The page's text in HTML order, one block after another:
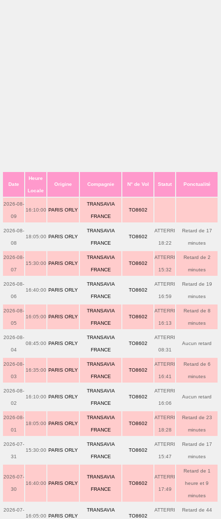
Date
Heure
Locale
Origine Compagnie N° de Vol Statut Ponctualité
2026-08-
09
16:10:00 PARIS ORLY
TRANSAVIA
FRANCE
TO8602
2026-08-
08
18:05:00 PARIS ORLY
TRANSAVIA
FRANCE
TO8602
ATTERRI
18:22
Retard de 17
minutes
2026-08-
07
15:30:00 PARIS ORLY
TRANSAVIA
FRANCE
TO8602
ATTERRI
15:32
Retard de 2
minutes
2026-08-
06
16:40:00 PARIS ORLY
TRANSAVIA
FRANCE
TO8602
ATTERRI
16:59
Retard de 19
minutes
2026-08-
05
16:05:00 PARIS ORLY
TRANSAVIA
FRANCE
TO8602
ATTERRI
16:13
Retard de 8
minutes
2026-08-
04
08:45:00 PARIS ORLY
TRANSAVIA
FRANCE
TO8602
ATTERRI
08:31
Aucun retard
2026-08-
03
16:35:00 PARIS ORLY
TRANSAVIA
FRANCE
TO8602
ATTERRI
16:41
Retard de 6
minutes
2026-08-
02
16:10:00 PARIS ORLY
TRANSAVIA
FRANCE
TO8602
ATTERRI
16:06
Aucun retard
2026-08-
01
18:05:00 PARIS ORLY
TRANSAVIA
FRANCE
TO8602
ATTERRI
18:28
Retard de 23
minutes
2026-07-
31
15:30:00 PARIS ORLY
TRANSAVIA
FRANCE
TO8602
ATTERRI
15:47
Retard de 17
minutes
2026-07-
30
16:40:00 PARIS ORLY
TRANSAVIA
FRANCE
TO8602
ATTERRI
17:49
Retard de 1
heure et 9
minutes
2026-07-
16:05:00 PARIS ORLY
TRANSAVIA
TO8602
ATTERRI Retard de 44